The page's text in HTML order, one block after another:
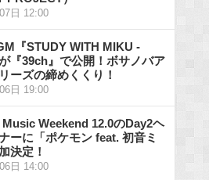
日 12:00
『STUDY WITH MIKU -
『39ch』で公開！ボサノバア
ーズの締めくくり！
日 19:00
Weekend 12.0のDay2ヘ
ーに「ポケモン feat. 初音ミ
決定！
日 14:00